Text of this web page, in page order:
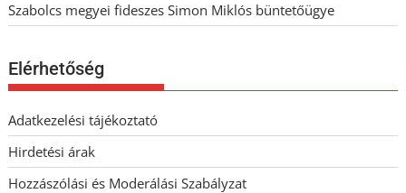
Szabolcs megyei fideszes Simon Miklós büntetőügye
Elérhetőség
Adatkezelési tájékoztató
Hirdetési árak
Hozzászólási és Moderálási Szabályzat